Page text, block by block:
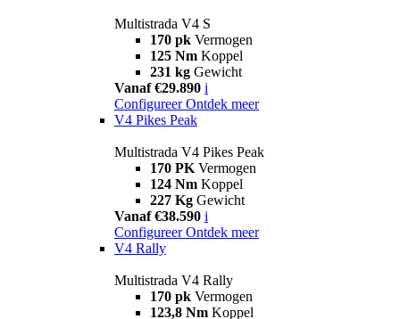
Multistrada V4 S
170 pk Vermogen
125 Nm Koppel
231 kg Gewicht
Vanaf €29.890 i
Configureer Ontdek meer
V4 Pikes Peak
Multistrada V4 Pikes Peak
170 PK Vermogen
124 Nm Koppel
227 Kg Gewicht
Vanaf €38.590 i
Configureer Ontdek meer
V4 Rally
Multistrada V4 Rally
170 pk Vermogen
123,8 Nm Koppel